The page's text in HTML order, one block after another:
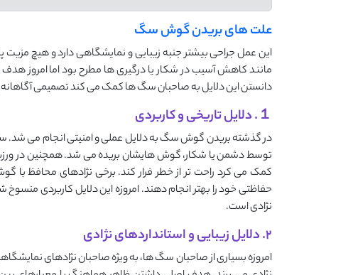
علت های بریدن گوش سگ
این عمل جراحی بیشتر جنبه زیبایی و نمایشگاهی دارد و هیچ
مانند کاهش آسیب در شکار یا درگیری ها مطرح بود اما امروز هدف
دانستن این دلایل به صاحبان سگ ها کمک می کند تصمیمی آگاهانه
１. دلایل تاریخی و کاربردی
در گذشته بریدن گوش سگ به دلایل عملی و امنیتی انجام می شد.
توسط دشمن یا شکار، گوش هایشان بریده می شد. همچنین در
کمک می کرد راحت تر از خطر فرار کند. برخی نژادهای محافظ با
حفاظتی خود را بهتر انجام دهند. امروزه این دلایل کاربردی
نژادی است.
۲. دلایل زیبایی و استانداردهای نژادی
امروزه بسیاری از صاحبان سگ ها، به ویژه صاحبان نژادهای